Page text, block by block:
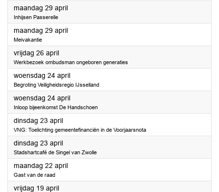
maandag 29 april2024
Inhijsen Passerelle
maandag 29 april2024
Meivakantie
vrijdag 26 april2024
Werkbezoek ombudsman ongeboren generaties
woensdag 24 april2024
Begroting Veiligheidsregio IJsselland
woensdag 24 april2024
Inloop bijeenkomst De Handschoen
dinsdag 23 april2024
VNG: Toelichting gemeentefinanciën in de Voorjaarsnota
dinsdag 23 april2024
Stadshartcafé de Singel van Zwolle
maandag 22 april2024
Gast van de raad
vrijdag 19 april2024